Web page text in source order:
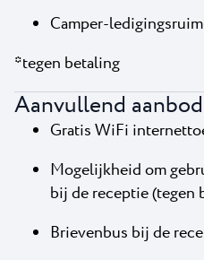
Camper-
*tegen betaling
Aanvullend aanbod
Gratis WiFi
Mogelijkheid om
bij de receptie (tegen
Brievenbus bij de